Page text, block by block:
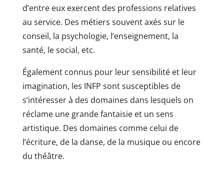
d’entre eux exercent des professions relatives
au service. Des métiers souvent axés sur le
conseil, la psychologie, l’enseignement, la
santé, le social, etc.
Également connus pour leur sensibilité et leur
imagination, les INFP sont susceptibles de
s’intéresser à des domaines dans lesquels on
réclame une grande fantaisie et un sens
artistique. Des domaines comme celui de
l’écriture, de la danse, de la musique ou encore
du théâtre.